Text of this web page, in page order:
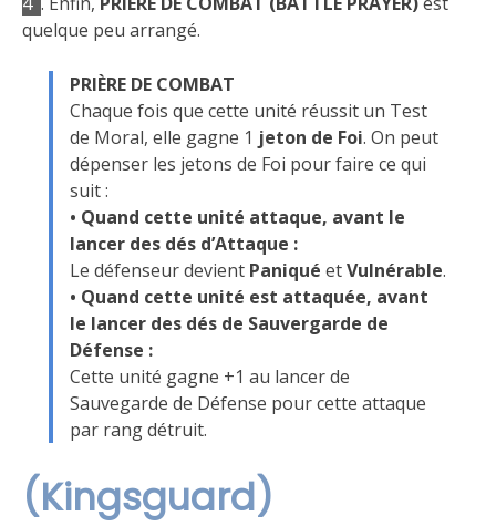
quelque peu arrangé.
PRIÈRE DE COMBAT
Chaque fois que cette unité réussit un Test
de Moral, elle gagne 1 jeton de Foi. On peut
dépenser les jetons de Foi pour faire ce qui
suit :
• Quand cette unité attaque, avant le
lancer des dés d’Attaque :
Le défenseur devient Paniqué etVulnérable.
• Quand cette unité est attaquée, avant
le lancer des dés de Sauvergarde de
Défense :
Cette unité gagne +1 au lancer de
Sauvegarde de Défense pour cette attaque
par rang détruit.
(Kingsguard)